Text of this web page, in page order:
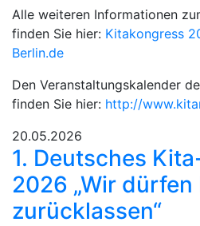
Alle weiteren Informationen
finden Sie hier: Kitakongress
Berlin.de
Den Veranstaltungskalender
finden Sie hier: http://
20.05.2026
1. Deutsches
2026 „Wir
zurücklassen“